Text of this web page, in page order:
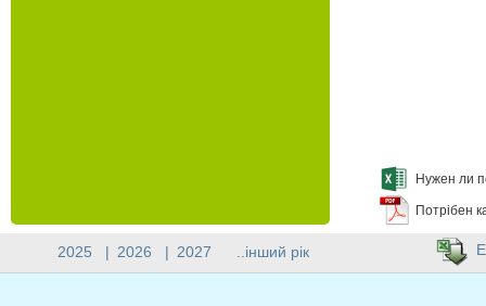
Нужен ли
Потрібен
2025 | 2026 | 2027 ..інший рік